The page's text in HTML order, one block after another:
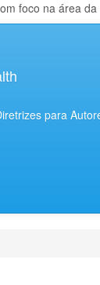
foco na área
para